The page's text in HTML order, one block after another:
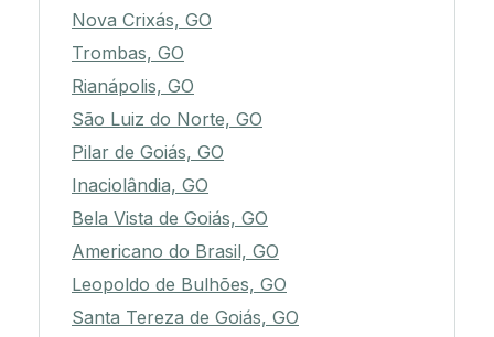
Nova Crixás, GO
Trombas, GO
Rianápolis, GO
São Luiz do Norte, GO
Pilar de Goiás, GO
Inaciolândia, GO
Bela Vista de Goiás, GO
Americano do Brasil, GO
Leopoldo de Bulhões, GO
Santa Tereza de Goiás, GO